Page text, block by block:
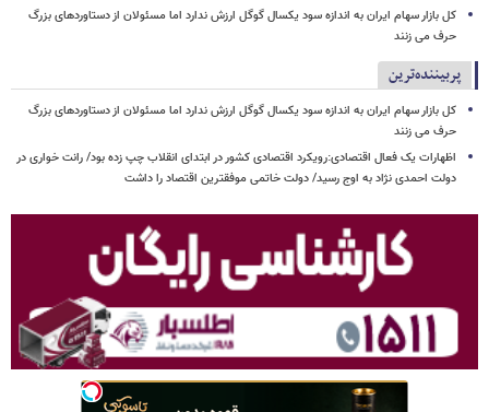
کل بازار سهام ایران به اندازه سود یکسال گوگل ارزش ندارد اما مسئولان از دستاوردهای بزرگ
حرف می زنند
پربیننده‌ترین
کل بازار سهام ایران به اندازه سود یکسال گوگل ارزش ندارد اما مسئولان از دستاوردهای بزرگ
حرف می زنند
اظهارات یک فعال اقتصادی:رویکرد اقتصادی کشور در ابتدای انقلاب چپ زده بود/ رانت خواری در
دولت احمدی نژاد به اوج رسید/ دولت خاتمی موفقترین اقتصاد را داشت